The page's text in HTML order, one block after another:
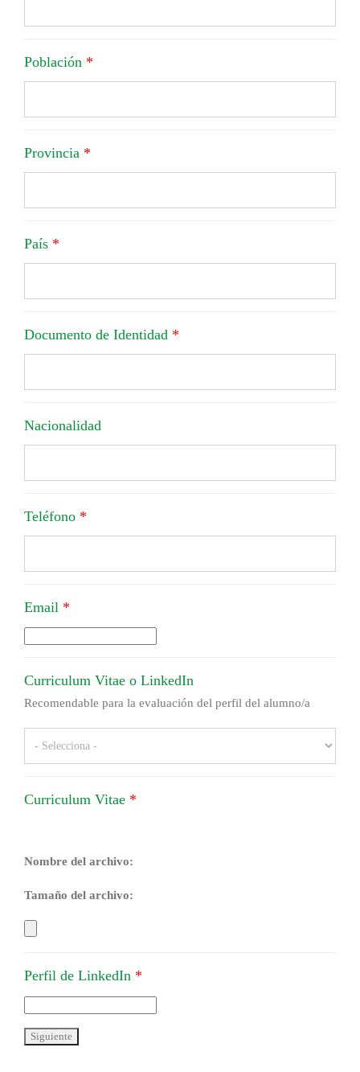
Población *
Provincia *
País *
Documento de Identidad *
Nacionalidad
Teléfono *
Email *
Curriculum Vitae o LinkedIn
Recomendable para la evaluación del perfil del alumno/a
Curriculum Vitae *
Nombre del archivo:
Tamaño del archivo:
Perfil de LinkedIn *